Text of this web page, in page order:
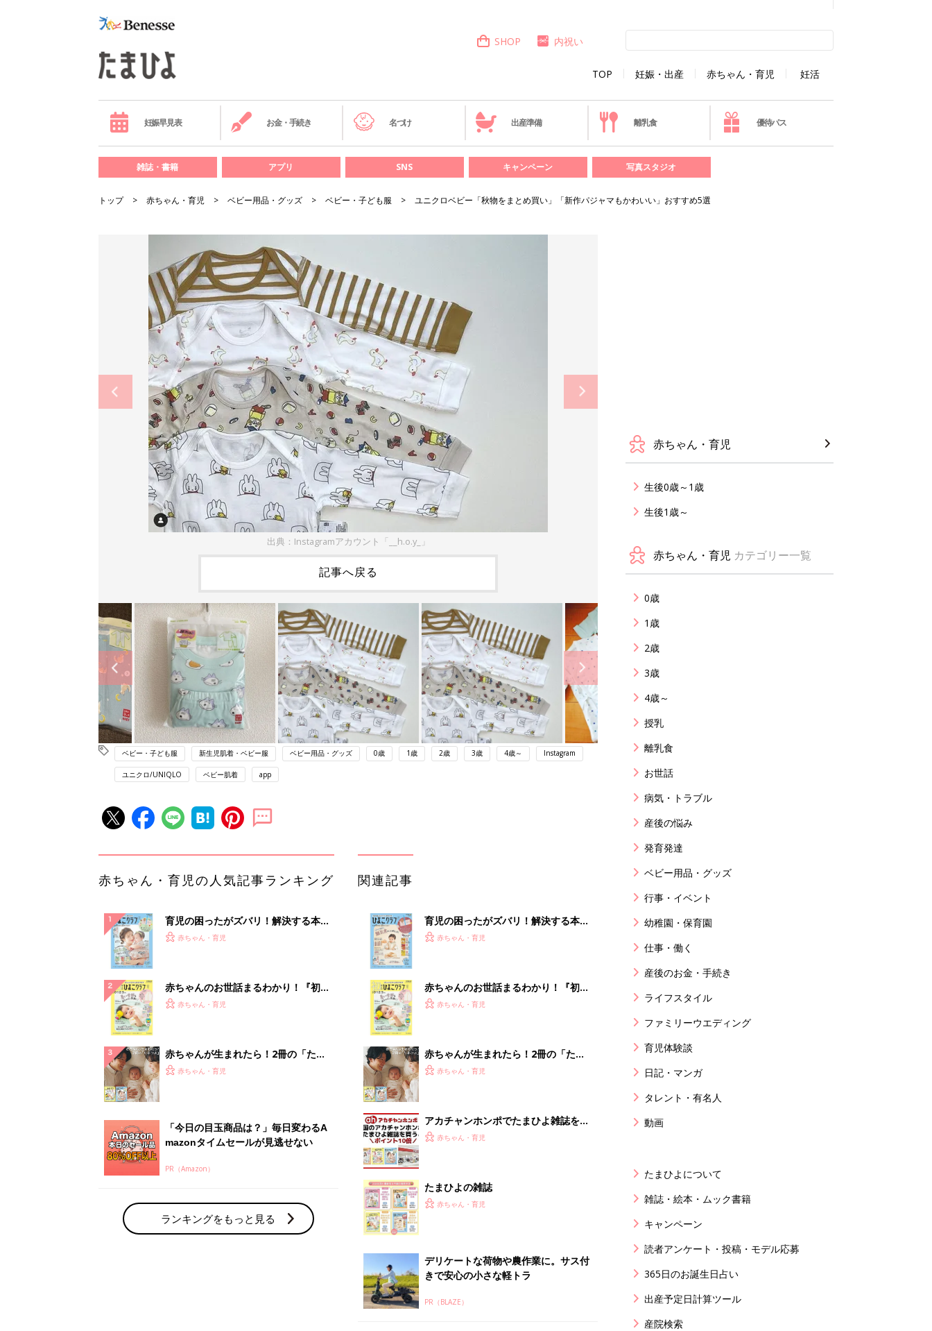
TOP 妊娠・出産 赤ちゃん・育児 妊活
SHOP 内祝い
妊娠早見表 お金・手続き 名づけ 出産準備 離乳食 優待パス
雑誌・書籍 アプリ SNS キャンペーン 写真スタジオ
トップ 赤ちゃん・育児 ベビー用品・グッズ ベビー・子ども服 ユニクロベビー「秋物をまとめ買い」「新作パジャマもかわいい」おすすめ5選
出典：Instagramアカウント「__h.o.y_」
記事へ戻る
ベビー・子ども服 新生児肌着・ベビー服 ベビー用品・グッズ 0歳 1歳 2歳 3歳 4歳～ Instagram
ユニクロ/UNIQLO ベビー肌着 app
赤ちゃん・育児の人気記事ランキング
育児の困ったがズバリ！解決する本
『ひよこクラブ 夏号』 4カ月～2才
赤ちゃん・育児
赤ちゃんのお世話まるわかり！『初め
てのひよこクラブ 夏号』〈巻頭大特
解決テク
赤ちゃん・育児
赤ちゃんが生まれたら！2冊の「たま
ひよ」
赤ちゃん・育児
「今日の目玉商品は？」毎日変わるA
mazonタイムセールが見逃せない
PR（Amazon）
ランキングをもっと見る
関連記事
育児の困ったがズバリ！解決する本
『ひよこクラブ 秋号』 4カ月～2才
赤ちゃん・育児
赤ちゃんのお世話まるわかり！『初め
てのひよこクラブ 夏号』〈巻頭大特
解決テク
赤ちゃん・育児
赤ちゃんが生まれたら！2冊の「たま
ひよ」
赤ちゃん・育児
アカチャンホンポでたまひよ雑誌を買
うとポイント10倍【期間限定】
赤ちゃん・育児
たまひよの雑誌
赤ちゃん・育児
デリケートな荷物や農作業に。サス付
きで安心の小さな軽トラ
PR（BLAZE）
赤ちゃん・育児
生後0歳～1歳
生後1歳～
赤ちゃん・育児 カテゴリー一覧
0歳
1歳
2歳
3歳
4歳～
授乳
離乳食
お世話
病気・トラブル
産後の悩み
発育発達
ベビー用品・グッズ
行事・イベント
幼稚園・保育園
仕事・働く
産後のお金・手続き
ライフスタイル
ファミリーウエディング
育児体験談
日記・マンガ
タレント・有名人
動画
たまひよについて
雑誌・絵本・ムック書籍
キャンペーン
読者アンケート・投稿・モデル応募
365日のお誕生日占い
出産予定日計算ツール
産院検索